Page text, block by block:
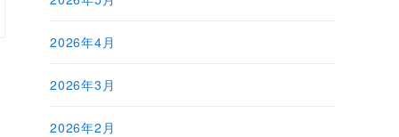
2026年4月
2026年3月
2026年2月